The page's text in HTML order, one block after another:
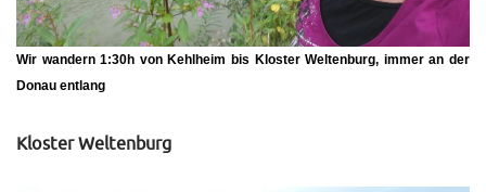
Wir wandern 1:30h von Kehlheim bis Kloster Weltenburg, immer an der
Donau entlang
Kloster Weltenburg